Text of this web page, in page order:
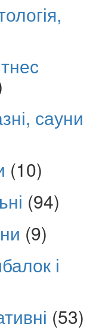
сауни
(10)
(94)
(9)
і
(53)